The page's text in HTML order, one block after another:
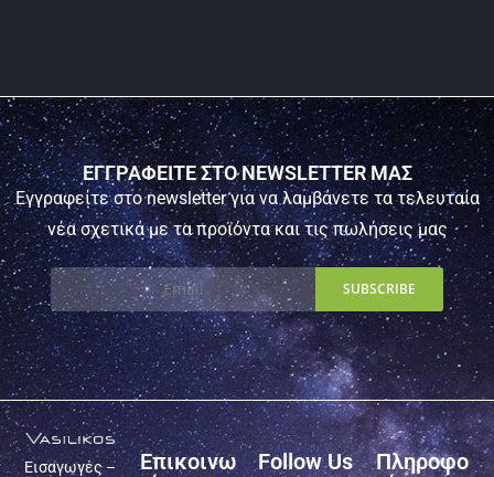
ΕΓΓΡΑΦΕΙΤΕ ΣΤΟ NEWSLETTER ΜΑΣ
Εγγραφείτε στο newsletter για να λαμβάνετε τα τελευταία
νέα σχετικά με τα προϊόντα και τις πωλήσεις μας
Εισαγωγές –
Επικοινω
Follow Us
Πληροφο